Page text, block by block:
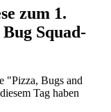
zum 1.
Squad-
"Pizza, Bugs and
Tag haben